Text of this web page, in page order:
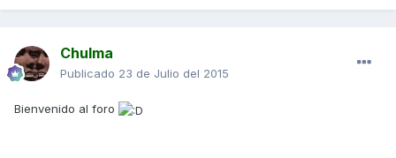
Chulma
Publicado 23 de Julio del 2015
Bienvenido al foro